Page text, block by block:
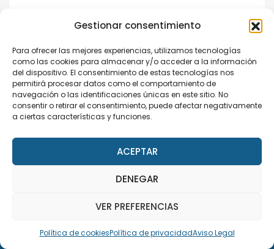
Gestionar consentimiento
Para ofrecer las mejores experiencias, utilizamos tecnologías
como las cookies para almacenar y/o acceder a la información
del dispositivo. El consentimiento de estas tecnologías nos
permitirá procesar datos como el comportamiento de
navegación o las identificaciones únicas en este sitio. No
consentir o retirar el consentimiento, puede afectar negativamente
a ciertas características y funciones.
ACEPTAR
DENEGAR
VER PREFERENCIAS
Política de cookiesPolítica de privacidadAviso Legal
Speaker Details
I Accept